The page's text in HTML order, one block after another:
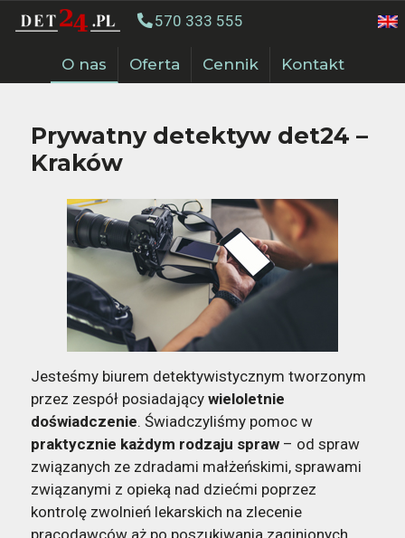
570 333 555
O nas Oferta Cennik Kontakt
Prywatny detektyw det24 –
Kraków
Jesteśmy biurem detektywistycznym tworzonym
przez zespół posiadający wieloletnie
doświadczenie. Świadczyliśmy pomoc w
praktycznie każdym rodzaju spraw – od spraw
związanych ze zdradami małżeńskimi, sprawami
związanymi z opieką nad dziećmi poprzez
kontrolę zwolnień lekarskich na zlecenie
pracodawców aż po poszukiwania zaginionych